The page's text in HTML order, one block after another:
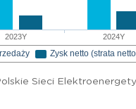
2023Y 2024Y
Zysk netto (strata
Sieci